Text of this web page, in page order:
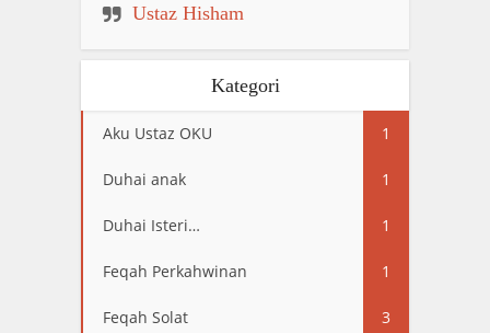
Ustaz Hisham
Kategori
Aku Ustaz OKU 1
Duhai anak 1
Duhai Isteri… 1
Feqah Perkahwinan 1
Feqah Solat 3